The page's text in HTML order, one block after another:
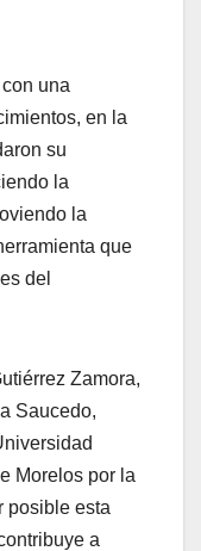
una
en la
su
la
la
que
del
Zamora,
Saucedo,
Morelos por la
posible esta
a